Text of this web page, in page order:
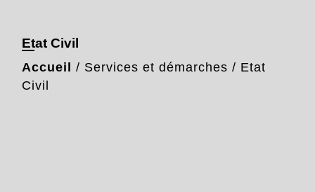
Etat Civil
Accueil / Services et démarches / Etat
Civil